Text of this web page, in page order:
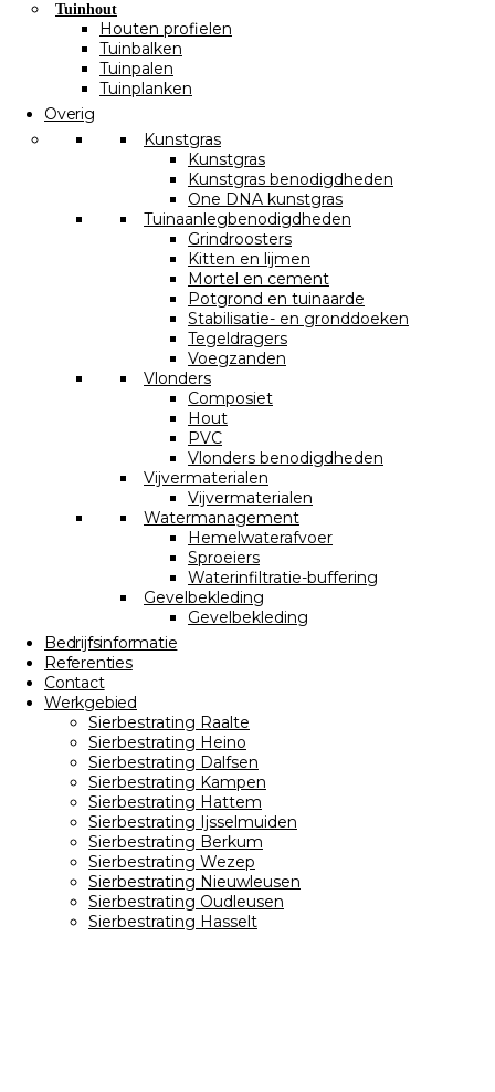
Tuinhout
Houten profielen
Tuinbalken
Tuinpalen
Tuinplanken
Overig
Kunstgras
Kunstgras
Kunstgras benodigdheden
One DNA kunstgras
Tuinaanlegbenodigdheden
Grindroosters
Kitten en lijmen
Mortel en cement
Potgrond en tuinaarde
Stabilisatie- en gronddoeken
Tegeldragers
Voegzanden
Vlonders
Composiet
Hout
PVC
Vlonders benodigdheden
Vijvermaterialen
Vijvermaterialen
Watermanagement
Hemelwaterafvoer
Sproeiers
Waterinfiltratie-buffering
Gevelbekleding
Gevelbekleding
Bedrijfsinformatie
Referenties
Contact
Werkgebied
Sierbestrating Raalte
Sierbestrating Heino
Sierbestrating Dalfsen
Sierbestrating Kampen
Sierbestrating Hattem
Sierbestrating Ijsselmuiden
Sierbestrating Berkum
Sierbestrating Wezep
Sierbestrating Nieuwleusen
Sierbestrating Oudleusen
Sierbestrating Hasselt